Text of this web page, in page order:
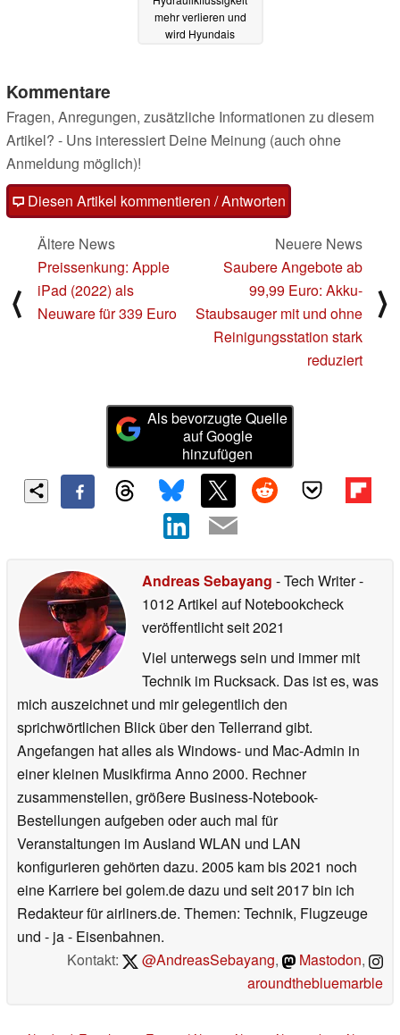
mehr verlieren und
wird Hyundais
Kommentare
Fragen, Anregungen, zusätzliche Informationen zu diesem
Artikel? - Uns interessiert Deine Meinung (auch ohne
Anmeldung möglich)!
Diesen Artikel kommentieren / Antworten
⟨
Ältere News
Preissenkung: Apple
iPad (2022) als
Neuware für 339 Euro
Neuere News
Saubere Angebote ab
99,99 Euro: Akku-
Staubsauger mit und ohne
Reinigungsstation stark
reduziert
⟩
Als bevorzugte Quelle
auf Google
hinzufügen
Andreas Sebayang - Tech Writer-
1012 Artikel auf Notebookcheck
veröffentlichtseit 2021
Viel unterwegs sein und immer mit
Technik im Rucksack. Das ist es, was
mich auszeichnet und mir gelegentlich den
sprichwörtlichen Blick über den Tellerrand gibt.
Angefangen hat alles als Windows- und Mac-Admin in
einer kleinen Musikfirma Anno 2000. Rechner
zusammenstellen, größere Business-Notebook-
Bestellungen aufgeben oder auch mal für
Veranstaltungen im Ausland WLAN und LAN
konfigurieren gehörten dazu. 2005 kam bis 2021 noch
eine Karriere bei golem.de dazu und seit 2017 bin ich
Redakteur für airliners.de. Themen: Technik, Flugzeuge
und - ja - Eisenbahnen.
Kontakt:
@AndreasSebayang, Mastodon,
aroundthebluemarble